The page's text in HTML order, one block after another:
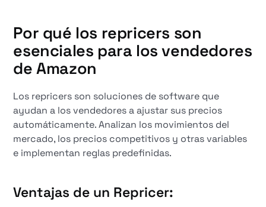
Por qué los repricers son
esenciales para los vendedores
de Amazon
Los repricers son soluciones de software que
ayudan a los vendedores a ajustar sus precios
automáticamente. Analizan los movimientos del
mercado, los precios competitivos y otras variables
e implementan reglas predefinidas.
Ventajas de un Repricer: